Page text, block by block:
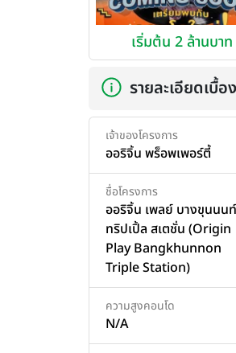
เริ่มต้น 2 ล้านบาท
รายละเอียดเบื้อ
เจ้าของโครงการ
ออริจิ้น พร็อพเพอร์ตี้
ชื่อโครงการ
ออริจิ้น เพลย์ บางขุนนนท์
ทริปเปิ้ล สเตชั่น (Origin
Play Bangkhunnon
Triple Station)
ความสูงคอนโด
N/A